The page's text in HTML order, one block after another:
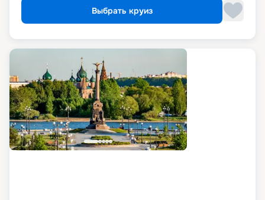
Выбрать круиз